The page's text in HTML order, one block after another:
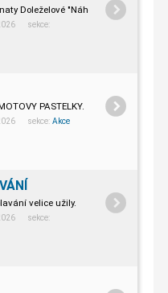
Doleželové "Náhodné efekty"
sekce:
PASTELKY.
sekce: Akce
velice užily.
sekce: